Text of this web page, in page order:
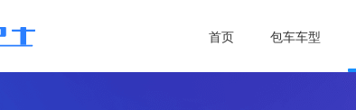
首页 包车车型